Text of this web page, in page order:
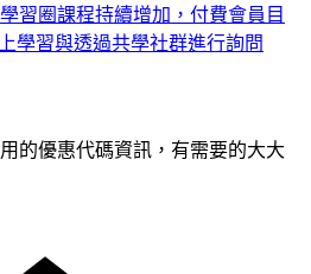
習圈課程持續增加，付費會員目
學習與透過共學社群進行詢問
的優惠代碼資訊，有需要的大大